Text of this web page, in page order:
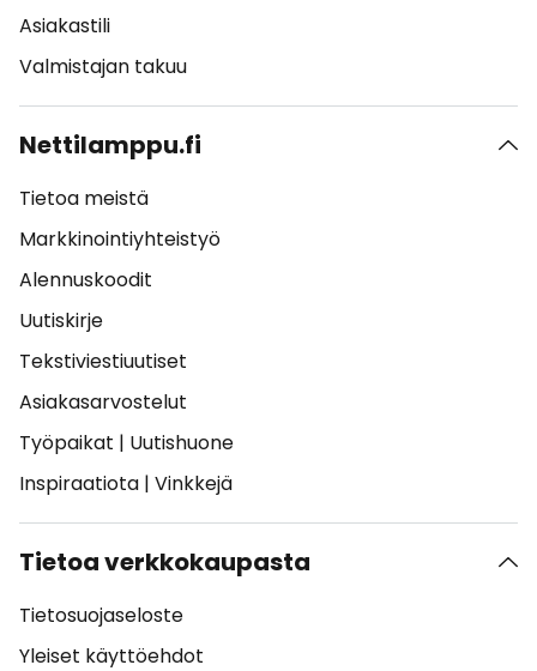
Asiakastili
Valmistajan takuu
Nettilamppu.fi
Tietoa meistä
Markkinointiyhteistyö
Alennuskoodit
Uutiskirje
Tekstiviestiuutiset
Asiakasarvostelut
Työpaikat | Uutishuone
Inspiraatiota | Vinkkejä
Tietoa verkkokaupasta
Tietosuojaseloste
Yleiset käyttöehdot